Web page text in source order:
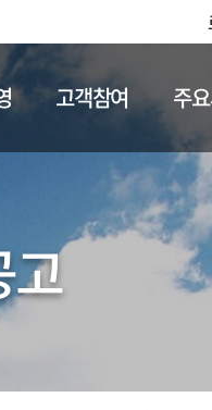
채용정보
고객참여 주